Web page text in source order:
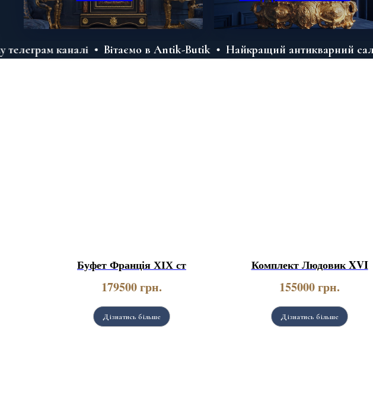
Вітаємо в Antik-Butik Найкращий антикварний салон в Києві
Буфет Франція ХІХ ст
179500грн.
Дізнатись більше
Комплект Людовик XVI
155000грн.
Дізнатись більше